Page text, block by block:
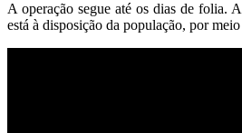
A operação segue até os dias de folia.
está à disposição da população, por